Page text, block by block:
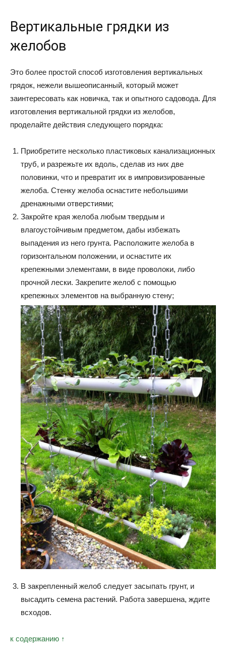
Вертикальные грядки из
желобов
Это более простой способ изготовления вертикальных
грядок, нежели вышеописанный, который может
заинтересовать как новичка, так и опытного садовода. Для
изготовления вертикальной грядки из желобов,
проделайте действия следующего порядка:
Приобретите несколько пластиковых канализационных
труб, и разрежьте их вдоль, сделав из них две
половинки, что и превратит их в импровизированные
желоба. Стенку желоба оснастите небольшими
дренажными отверстиями;
Закройте края желоба любым твердым и
влагоустойчивым предметом, дабы избежать
выпадения из него грунта. Расположите желоба в
горизонтальном положении, и оснастите их
крепежными элементами, в виде проволоки, либо
прочной лески. Закрепите желоб с помощью
крепежных элементов на выбранную стену;
В закрепленный желоб следует засыпать грунт, и
высадить семена растений. Работа завершена, ждите
всходов.
к содержанию ↑